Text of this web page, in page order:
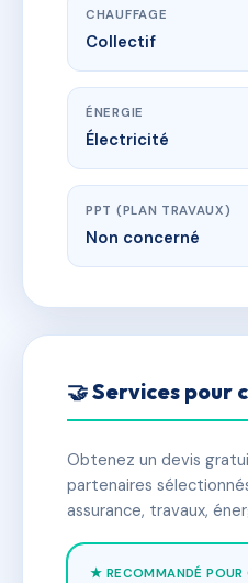
CHAUFFAGE
Collectif
ÉNERGIE
Électricité
PPT (PLAN TRAVAUX)
Non concerné
🤝 Services
Obtenez un devis
partenaires
assurance, travaux,
★ RECOMMANDÉ POUR